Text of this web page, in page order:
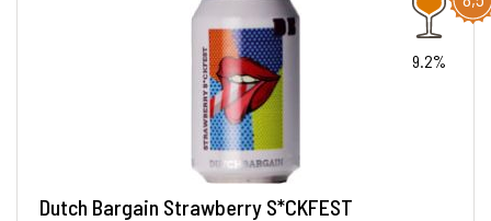
9.2%
Dutch Bargain Strawberry S*CKFEST